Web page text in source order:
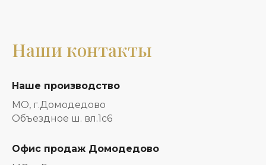
Наши контакты
Наше производство
МО, г.Домодедово
Объездное ш. вл.1с6
Офис продаж Домодедово